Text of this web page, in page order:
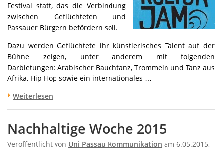
Festival statt, das die Verbindung
zwischen Geflüchteten und
Passauer Bürgern befördern soll.
Dazu werden Geflüchtete ihr künstlerisches Talent auf der
Bühne zeigen, unter anderem mit folgenden
Darbietungen: Arabischer Bauchtanz, Trommeln und Tanz aus
Afrika, Hip Hop sowie ein internationales …
Weiterlesen
Nachhaltige Woche 2015
Veröffentlicht von Uni Passau Kommunikation am 6.05.2015,